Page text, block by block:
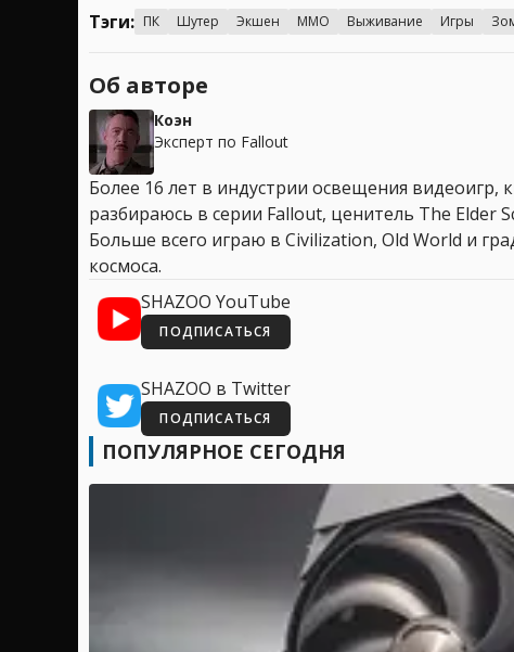
Тэги: ПК Шутер Экшен MMO Выживание Игры
Об авторе
Коэн
Эксперт по Fallout
Более 16 лет в индустрии освещения видеоигр,
разбираюсь в серии Fallout, ценитель The Elder
Больше всего играю в Civilization, Old World и
космоса.
SHAZOO YouTube
ПОДПИСАТЬСЯ
SHAZOO в Twitter
ПОДПИСАТЬСЯ
ПОПУЛЯРНОЕ СЕГОДНЯ